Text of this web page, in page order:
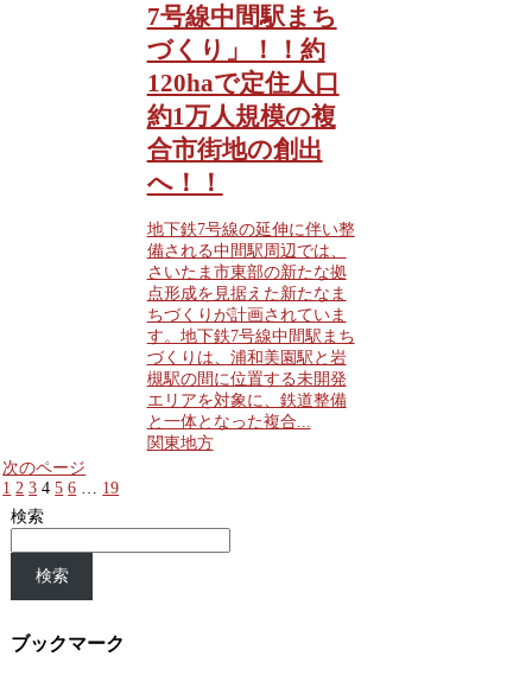
7号線中間駅まち
づくり」！！約
120haで定住人口
約1万人規模の複
合市街地の創出
へ！！
地下鉄7号線の延伸に伴い整
備される中間駅周辺では、
さいたま市東部の新たな拠
点形成を見据えた新たなま
ちづくりが計画されていま
す。地下鉄7号線中間駅まち
づくりは、浦和美園駅と岩
槻駅の間に位置する未開発
エリアを対象に、鉄道整備
と一体となった複合...
関東地方
次のページ
1 2 3 4 5 6
19
検索
検索
ブックマーク